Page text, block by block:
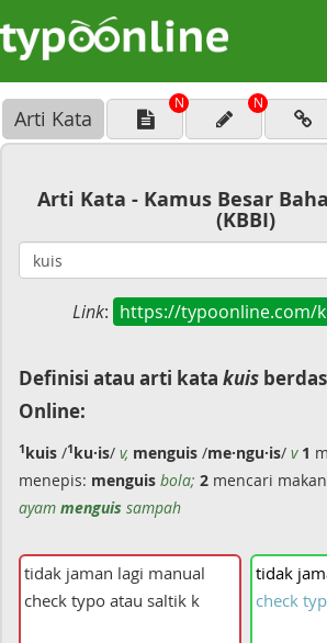
Arti Kata
N N
Arti Kata - Kamus Besar
(KBBI)
Link: https://typoonline.com/
Definisi atau arti kata kuis
Online:
1kuis /1ku·is/ v, menguis /me·ngu·is/ v 1
menepis: menguis bola; 2 mencari
ayam menguis sampah
tidak
check